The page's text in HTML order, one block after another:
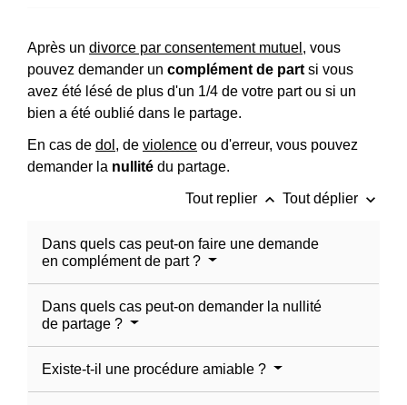
Après un divorce par consentement mutuel , vous
pouvez demander un complément de part si vous
avez été lésé de plus d'un 1/4 de votre part ou si un
bien a été oublié dans le partage.
En cas de dol , de violence ou d'erreur, vous pouvez
demander la nullité du partage.
Tout replier keyboard_arrow_up Tout déplier keyboard_arrow_down
Dans quels cas peut-on faire une demande
en complément de part ?
Dans quels cas peut-on demander la nullité
de partage ?
Existe-t-il une procédure amiable ?